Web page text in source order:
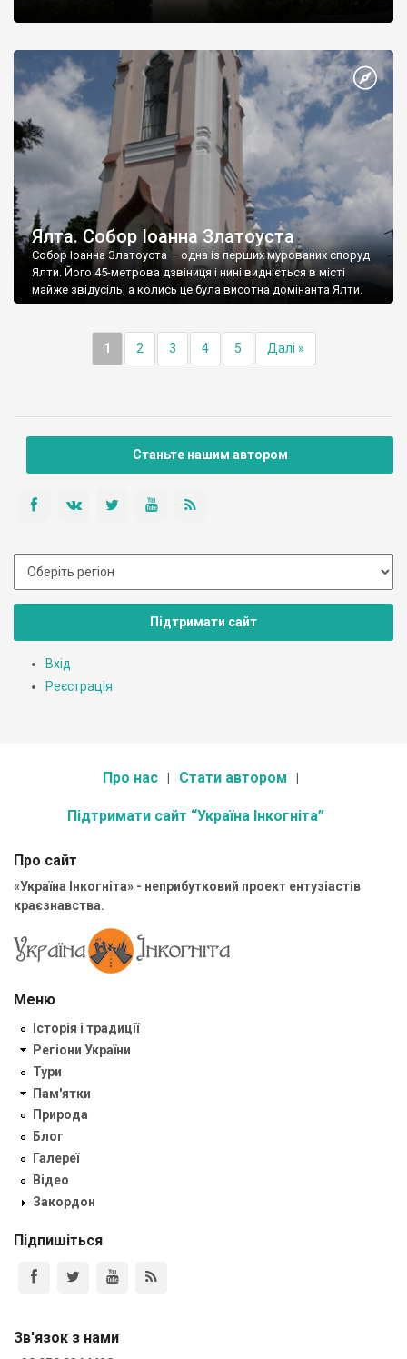
Ялта. Собор Іоанна Златоуста
Собор Іоанна Златоуста – одна із перших мурованих споруд
Ялти. Його 45-метрова дзвіниця і нині видніється в місті
майже звідусіль, а колись це була висотна домінанта Ялти.
1 2 3 4 5 Далі »
Станьте нашим автором
Підтримати сайт
Вхід
Реєстрація
Про нас Стати автором
Підтримати сайт “Україна Інкогніта”
Про сайт
«Україна Інкогніта» - неприбутковий проект ентузіастів
краєзнавства.
Меню
Історія і традиції
Регіони України
Тури
Пам'ятки
Природа
Блог
Галереї
Відео
Закордон
Підпишіться
Зв'язок з нами